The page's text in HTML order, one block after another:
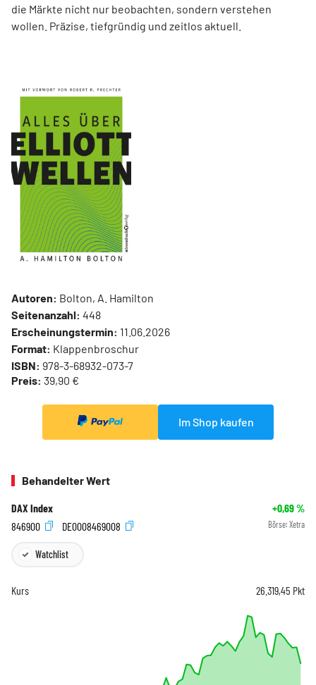
die Märkte nicht nur beobachten, sondern verstehen
wollen. Präzise, tiefgründig und zeitlos aktuell.
Autoren: Bolton, A. Hamilton
Seitenanzahl: 448
Erscheinungstermin: 11.06.2026
Format: Klappenbroschur
ISBN: 978-3-68932-073-7
Preis: 39,90 €
Im Shop kaufen
Behandelter Wert
DAX Index +0,69%
846900
DE0008469008 Börse: Xetra
Watchlist
Kurs 26.319,45 Pkt